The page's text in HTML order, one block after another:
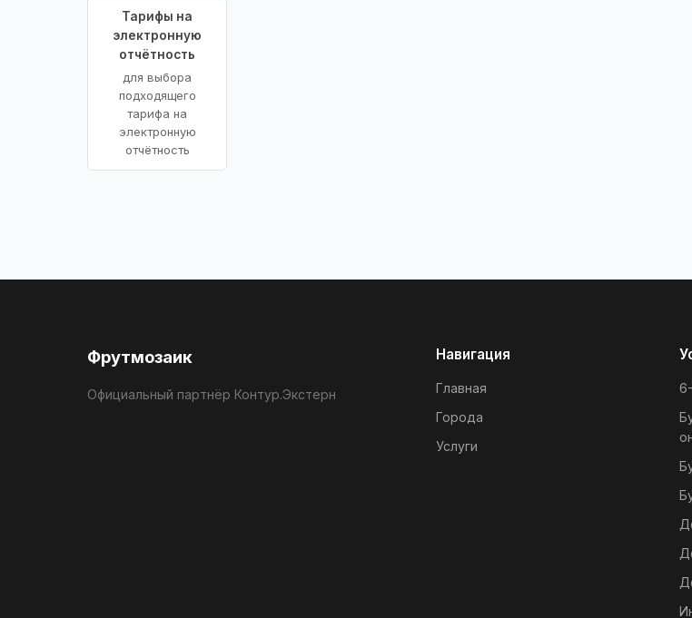
Тарифы на
электронную
отчётность
для выбора
подходящего
тарифа на
электронную
отчётность
Фрутмозаик
Официальный партнёр Контур.Экстерн
Навигация
Главная
Города
Услуги